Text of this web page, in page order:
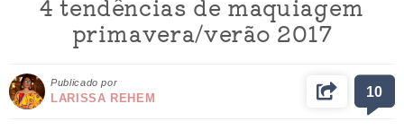
4 tendências de maquiagem
primavera/verão 2017
Publicado por
LARISSA REHEM 10